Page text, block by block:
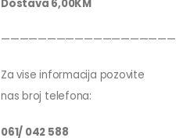
Dostava 6,00KM
———————————————————
Za vise informacija pozovite
nas broj telefona:
061/ 042 588